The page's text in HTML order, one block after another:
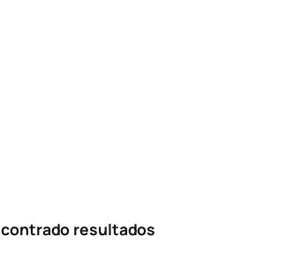
resultados